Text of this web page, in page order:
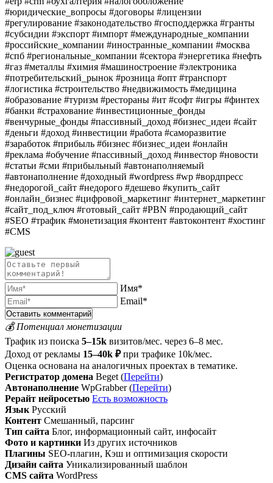
#юридические_вопросы #договоры #лицензии
#регулирование #законодательство #господдержка #гранты
#субсидии #экспорт #импорт #международные_компании
#российские_компании #иностранные_компании #москва
#спб #региональные_компании #сектора #энергетика #нефть
#газ #металлы #химия #машиностроение #электроника
#потребительский_рынок #розница #опт #транспорт
#логистика #строительство #недвижимость #медицина
#образование #туризм #рестораны #ит #софт #игры #финтех
#банки #страхование #инвестиционные_фонды
#венчурные_фонды #пассивный_доход #бизнес_идеи #сайт
#деньги #доход #инвестиции #работа #саморазвитие
#заработок #прибыль #бизнес #бизнес_идеи #онлайн
#реклама #обучение #пассивный_доход #инвестор #новости
#статьи #сми #прибыльный #автонаполняемый
#автонаполнение #доходный #wordpress #wp #вордпресс
#недорогой_сайт #недорого #дешево #купить_сайт
#онлайн_бизнес #цифровой_маркетинг #интернет_маркетинг
#сайт_под_ключ #готовый_сайт #PBN #продающий_сайт
#SEO #трафик #монетизация #контент #автоконтент #хостинг
#CMS
Имя*
Email*
💰 Потенциал монетизации
Трафик из поиска 5–15k визитов/мес. через 6–8 мес.
Доход от рекламы 15–40k ₽ при трафике 10k/мес.
Оценка основана на аналогичных проектах в тематике.
Регистратор домена Beget (Перейти)
Автонаполнение WpGrabber (Перейти)
Рерайт нейросетью Есть возможность
Язык Русский
Контент Смешанный, парсинг
Тип сайта Блог, информационный сайт, инфосайт
Фото и картинки Из других источников
Плагины SEO-плагин, Кэш и оптимизация скорости
Дизайн сайта Уникализированный шаблон
CMS сайта WordPress